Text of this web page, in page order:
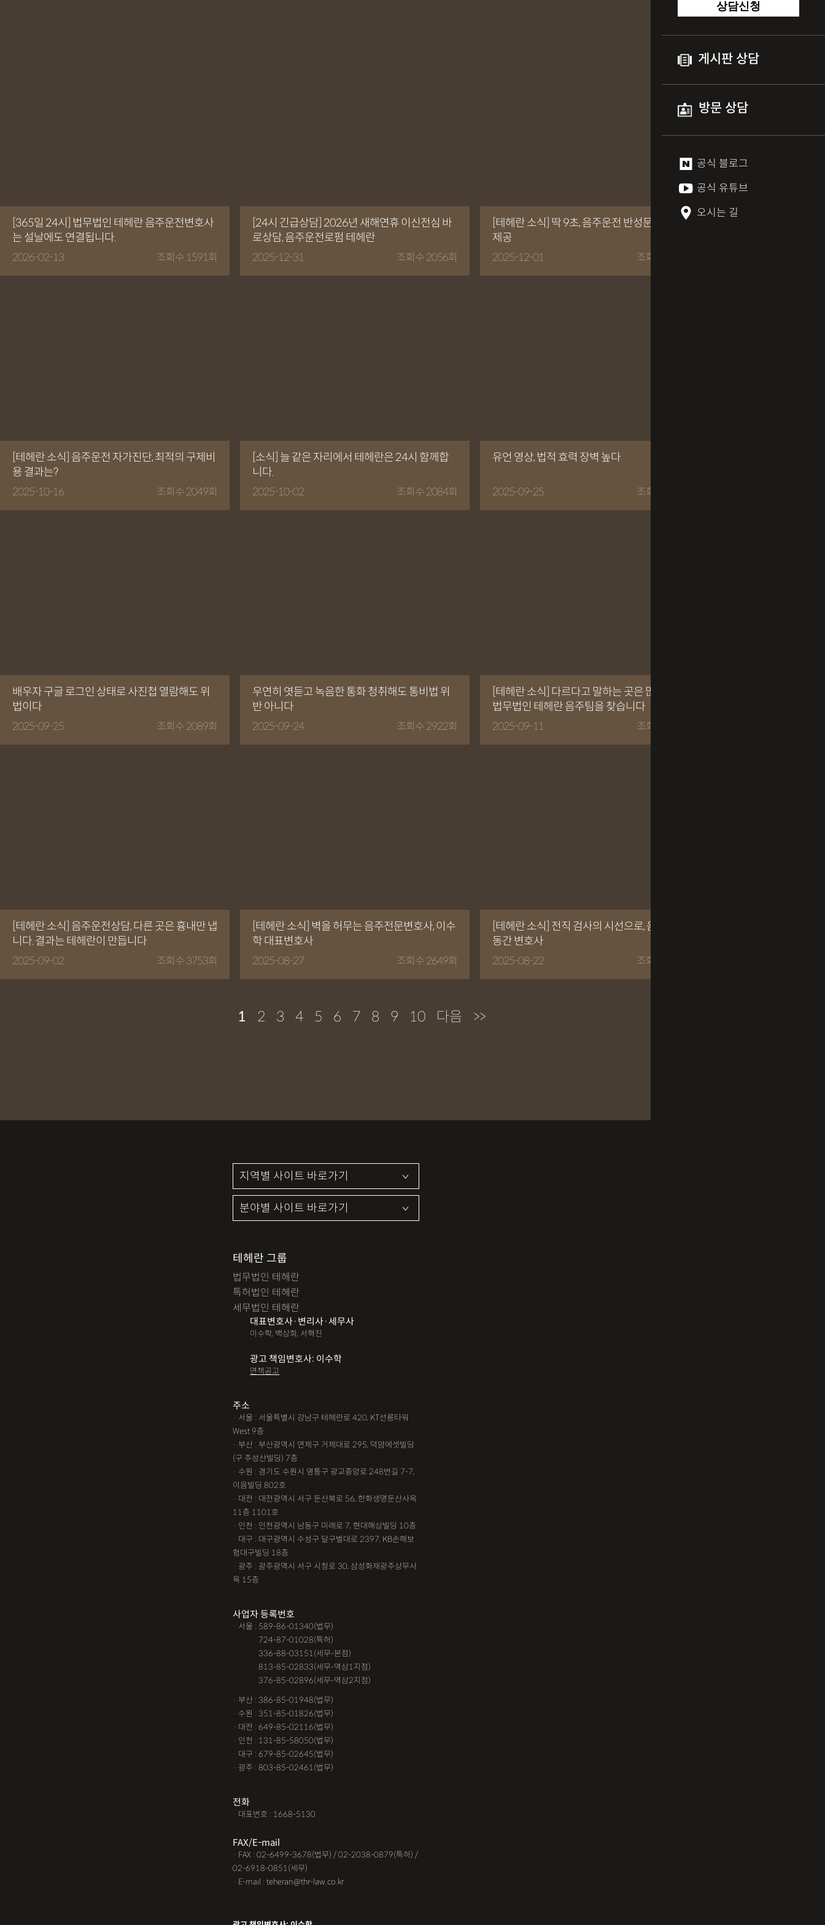
상담신청
게시판 상담
방문 상담
공식 블로그
공식 유튜브
오시는 길
[365일 24시] 법무법인 테헤란 음주운전변호사
는 설날에도 연결됩니다.
2026-02-13 조회수 1591회
[24시 긴급상담] 2026년 새해연휴 이신전심 바
로상담, 음주운전로펌 테헤란
2025-12-31 조회수 2056회
[테헤란 소식] 딱 9초, 음주운전 반성문 10장부터
제공
2025-12-01 조회수 2391회
[테헤란 소식] 음주운전 자가진단, 최적의 구제비
용 결과는?
2025-10-16 조회수 2049회
[소식] 늘 같은 자리에서 테헤란은 24시 함께합
니다.
2025-10-02 조회수 2084회
유언 영상, 법적 효력 장벽 높다
2025-09-25 조회수 2001회
배우자 구글 로그인 상태로 사진첩 열람해도 위
법이다
2025-09-25 조회수 2089회
우연히 엿듣고 녹음한 통화 청취해도 통비법 위
반 아니다
2025-09-24 조회수 2922회
[테헤란 소식] 다르다고 말하는 곳은 많지만, 결국
법무법인 테헤란 음주팀을 찾습니다
2025-09-11 조회수 3659회
[테헤란 소식] 음주운전상담, 다른 곳은 흉내만 냅
니다. 결과는 테헤란이 만듭니다
2025-09-02 조회수 3753회
[테헤란 소식] 벽을 허무는 음주전문변호사, 이수
학 대표변호사
2025-08-27 조회수 2649회
[테헤란 소식] 전직 검사의 시선으로, 음주전문 이
동간 변호사
2025-08-22 조회수 2328회
1 2 3 4 5 6 7 8 9 10 다음 >>
테헤란 그룹
법무법인 테헤란
특허법인 테헤란
세무법인 테헤란
대표변호사·변리사·세무사
이수학, 백상희, 서혁진
광고 책임변호사: 이수학
면책공고
주소
· 서울 : 서울특별시 강남구 테헤란로 420, KT선릉타워
West 9층
· 부산 : 부산광역시 연제구 거제대로 295, 덕암에셋빌딩
(구 주성산빌딩) 7층
· 수원 : 경기도 수원시 영통구 광교중앙로 248번길 7-7,
이음빌딩 802호
· 대전 : 대전광역시 서구 둔산북로 56, 한화생명둔산사옥
11층 1101호
· 인천 : 인천광역시 남동구 미래로 7, 현대해상빌딩 10층
· 대구 : 대구광역시 수성구 달구벌대로 2397, KB손해보
험대구빌딩 18층
· 광주 : 광주광역시 서구 시청로 30, 삼성화재광주상무사
옥 15층
사업자 등록번호
· 서울 : 589-86-01340(법무)
724-87-01028(특허)
336-88-03151(세무-본점)
813-85-02833(세무-역삼1지점)
376-85-02896(세무-역삼2지점)
· 부산 : 386-85-01948(법무)
· 수원 : 351-85-01826(법무)
· 대전 : 649-85-02116(법무)
· 인천 : 131-85-58050(법무)
· 대구 : 679-85-02645(법무)
· 광주 : 803-85-02461(법무)
전화
· 대표번호 : 1668-5130
FAX/E-mail
· FAX : 02-6499-3678(법무) / 02-2038-0879(특허) /
02-6918-0851(세무)
· E-mail : teheran@thr-law.co.kr